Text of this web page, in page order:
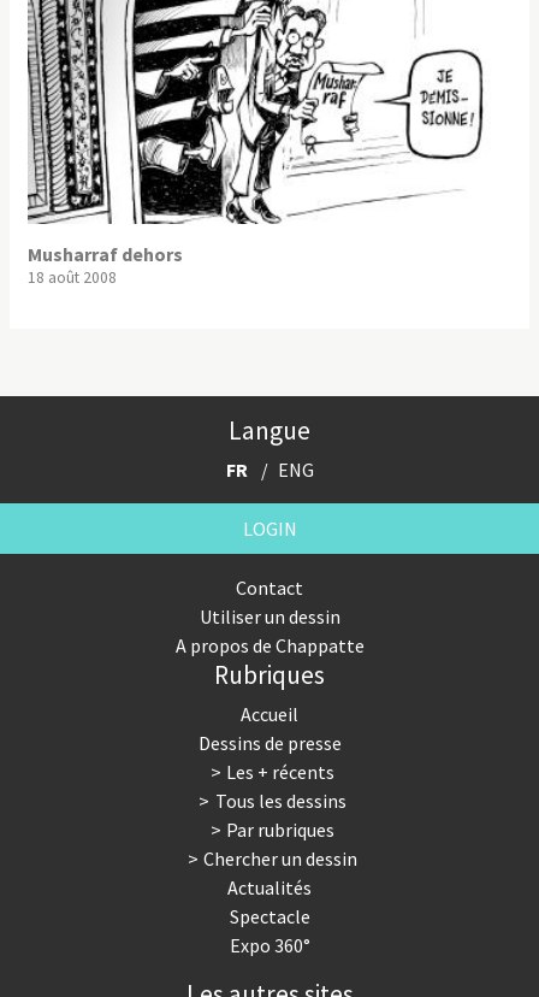
Musharraf dehors
18 août 2008
Langue
FR ENG
LOGIN
Contact
Utiliser un dessin
A propos de Chappatte
Rubriques
Accueil
Dessins de presse
Les + récents
Tous les dessins
Par rubriques
Chercher un dessin
Actualités
Spectacle
Expo 360°